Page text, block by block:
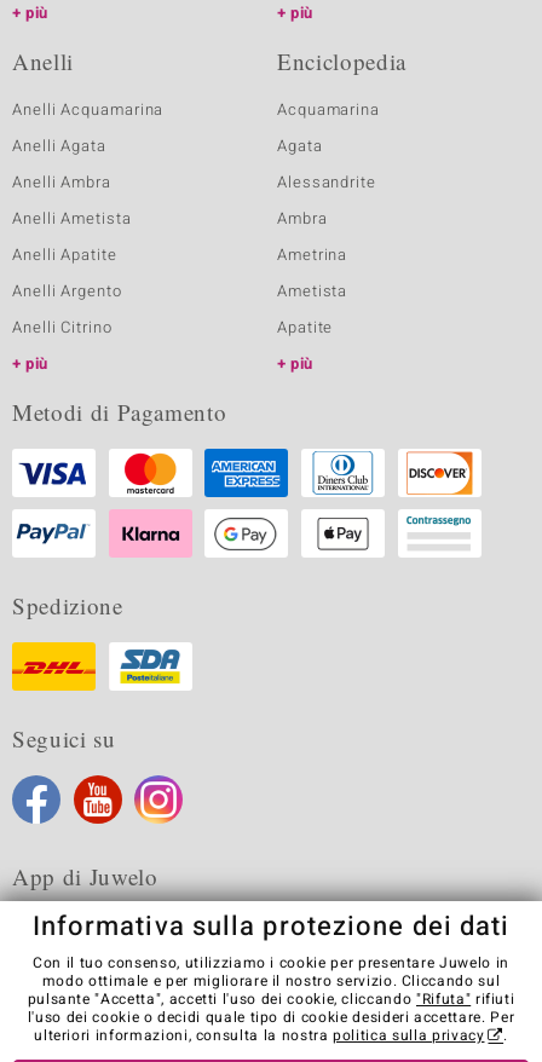
più
più
Anelli
Anelli Acquamarina
Anelli Agata
Anelli Ambra
Anelli Ametista
Anelli Apatite
Anelli Argento
Anelli Citrino
più
Enciclopedia
Acquamarina
Agata
Alessandrite
Ambra
Ametrina
Ametista
Apatite
più
Metodi di Pagamento
Spedizione
Seguici su
App di Juwelo
Condizioni generali di vendita Informativa Privacy
Cookies
Note legali
Contatti Recedere dal contratto
Informativa sulla protezione dei dati
Con il tuo consenso, utilizziamo i cookie per presentare Juwelo in
modo ottimale e per migliorare il nostro servizio. Cliccando sul
pulsante "Accetta", accetti l'uso dei cookie, cliccando "Rifuta" rifiuti
l'uso dei cookie o decidi quale tipo di cookie desideri accettare. Per
ulteriori informazioni, consulta la nostrapolitica sulla privacy .